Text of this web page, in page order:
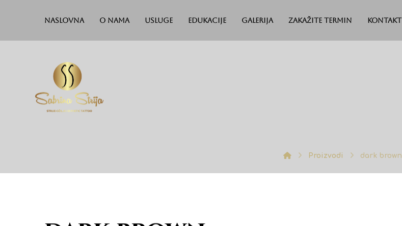
Naslovna O nama Usluge Edukacije Galerija Zakažite termin Kontakt
Proizvodi dark brown